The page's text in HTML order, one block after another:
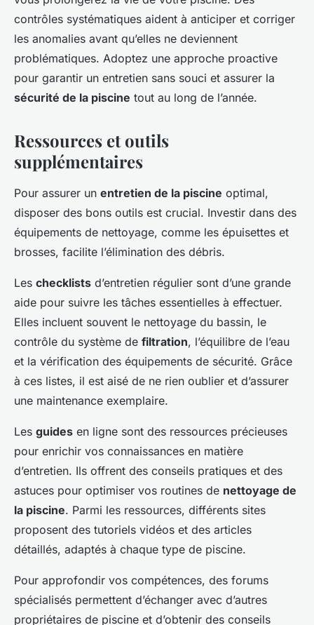
contrôles systématiques aident à anticiper et corriger
les anomalies avant qu’elles ne deviennent
problématiques. Adoptez une approche proactive
pour garantir un entretien sans souci et assurer la
sécurité de la piscine tout au long de l’année.
Ressources et outils
supplémentaires
Pour assurer un entretien de la piscine optimal,
disposer des bons outils est crucial. Investir dans des
équipements de nettoyage, comme les épuisettes et
brosses, facilite l’élimination des débris.
Les checklists d’entretien régulier sont d’une grande
aide pour suivre les tâches essentielles à effectuer.
Elles incluent souvent le nettoyage du bassin, le
contrôle du système de filtration, l’équilibre de l’eau
et la vérification des équipements de sécurité. Grâce
à ces listes, il est aisé de ne rien oublier et d’assurer
une maintenance exemplaire.
Les guides en ligne sont des ressources précieuses
pour enrichir vos connaissances en matière
d’entretien. Ils offrent des conseils pratiques et des
astuces pour optimiser vos routines de nettoyage de
la piscine. Parmi les ressources, différents sites
proposent des tutoriels vidéos et des articles
détaillés, adaptés à chaque type de piscine.
Pour approfondir vos compétences, des forums
spécialisés permettent d’échanger avec d’autres
propriétaires de piscine et d’obtenir des conseils